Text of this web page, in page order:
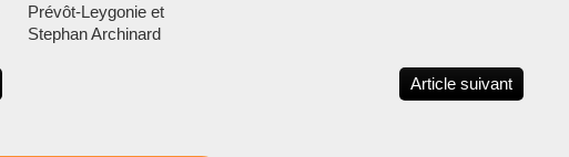
Prévôt-Leygonie et
Stephan Archinard
Article suivant